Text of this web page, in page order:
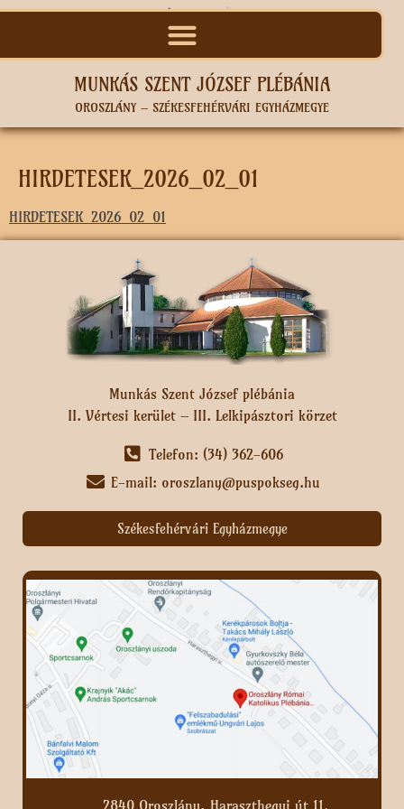
MUNKÁS SZENT JÓZSEF PLÉBÁNIA
OROSZLÁNY – SZÉKESFEHÉRVÁRI EGYHÁZMEGYE
HIRDETESEK_2026_02_01
HIRDETESEK_2026_02_01
Munkás Szent József plébánia
II. Vértesi kerület – III. Lelkipásztori körzet
Telefon: (34) 362-606
E-mail: oroszlany@puspokseg.hu
Székesfehérvári Egyházmegye